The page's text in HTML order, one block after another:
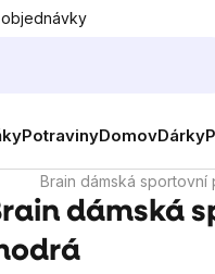
PotravinyDomovDárky
Brain dámská
dámská